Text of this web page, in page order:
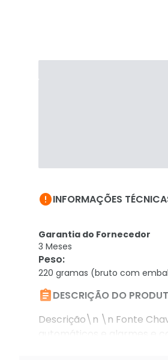
INFORMAÇÕES
Garantia do Fornecedor
3 Meses
Peso:
220 gramas (bruto com
DESCRIÇÃO DO
Descrição\n \n Fonte
automáticos e alarmes e